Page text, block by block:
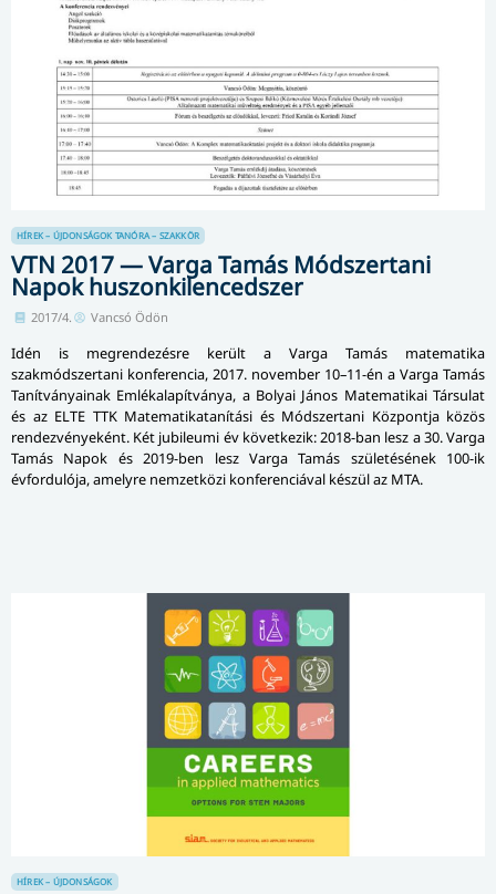
HÍREK – ÚJDONSÁGOK TANÓRA – SZAKKÖR
VTN 2017 — Varga Tamás Módszertani
Napok huszonkilencedszer
2017/4. Vancsó Ödön
Idén is megrendezésre került a Varga Tamás matematika
szakmódszertani konferencia, 2017. november 10–11-én a Varga Tamás
Tanítványainak Emlékalapítványa, a Bolyai János Matematikai Társulat
és az ELTE TTK Matematikatanítási és Módszertani Központja közös
rendezvényeként. Két jubileumi év következik: 2018-ban lesz a 30. Varga
Tamás Napok és 2019-ben lesz Varga Tamás születésének 100-ik
évfordulója, amelyre nemzetközi konferenciával készül az MTA.
HÍREK – ÚJDONSÁGOK